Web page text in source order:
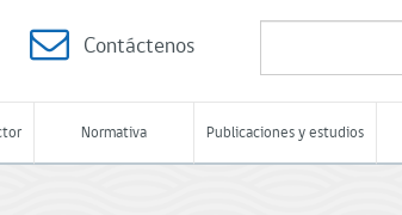
Contáctenos
Normativa Publicaciones y estudios